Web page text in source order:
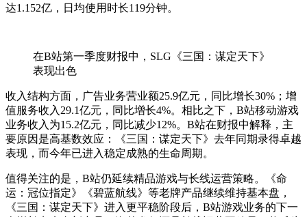
达1.152亿，日均使用时长119分钟。
在B站第一季度财报中，SLG《三国：谋定天下》
表现出色
收入结构方面，广告业务营业额25.9亿元，同比增长30%；增
值服务收入29.1亿元，同比增长4%。相比之下，B站移动游戏
业务收入为15.2亿元，同比减少12%。B站在财报中解释，主
要原因是高基数效应：《三国：谋定天下》去年同期录得卓越
表现，而今年已进入稳定成熟的生命周期。
值得关注的是，B站仍延续精品游戏与长线运营策略。《命
运：冠位指定》《碧蓝航线》等老牌产品继续维持基本盘，
《三国：谋定天下》进入更平稳阶段后，B站游戏业务的下一